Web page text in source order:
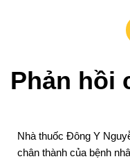
nội
dung
Phản hồi
Nhà thuốc Đông Y
chân thành của bệnh